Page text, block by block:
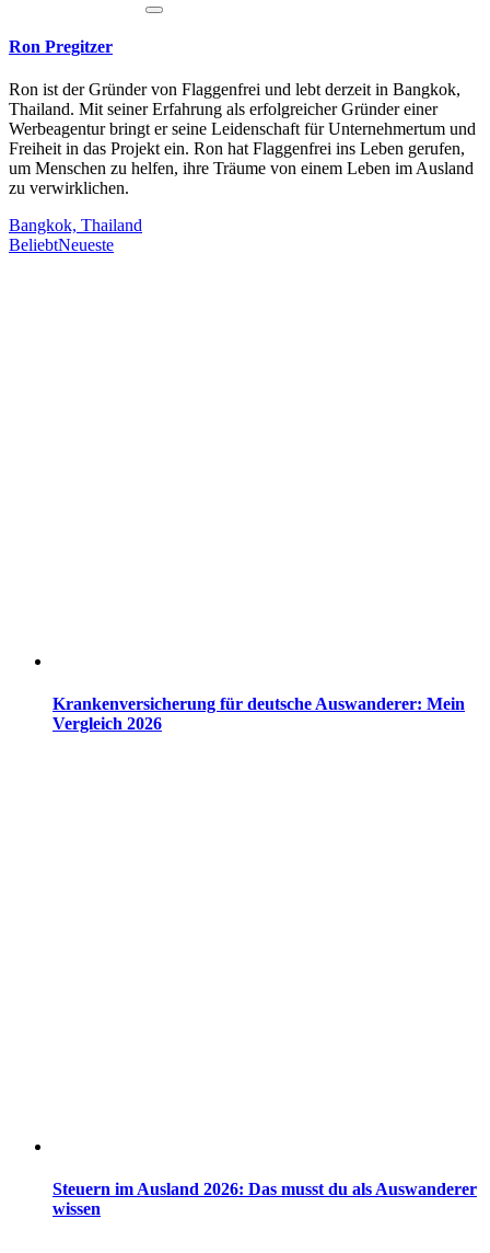
Ron Pregitzer
Ron ist der Gründer von Flaggenfrei und lebt derzeit in Bangkok,
Thailand. Mit seiner Erfahrung als erfolgreicher Gründer einer
Werbeagentur bringt er seine Leidenschaft für Unternehmertum und
Freiheit in das Projekt ein. Ron hat Flaggenfrei ins Leben gerufen,
um Menschen zu helfen, ihre Träume von einem Leben im Ausland
zu verwirklichen.
Bangkok, Thailand
BeliebtNeueste
Krankenversicherung für deutsche Auswanderer: Mein
Vergleich 2026
Steuern im Ausland 2026: Das musst du als Auswanderer
wissen